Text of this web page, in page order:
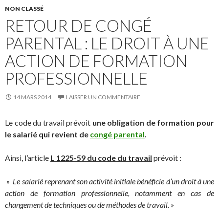
NON CLASSÉ
RETOUR DE CONGÉ
PARENTAL : LE DROIT À UNE
ACTION DE FORMATION
PROFESSIONNELLE
14 MARS 2014 LAISSER UN COMMENTAIRE
Le code du travail prévoit une obligation de formation pour
le salarié qui revient de congé parental.
Ainsi, l’article L 1225-59 du code du travail prévoit :
» Le salarié reprenant son activité initiale bénéficie d’un droit à une
action de formation professionnelle, notamment en cas de
changement de techniques ou de méthodes de travail. »